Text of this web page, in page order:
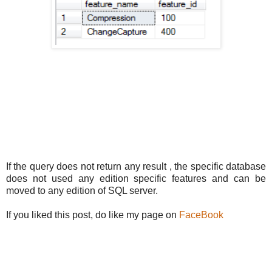
If the query does not return any result , the specific database
does not used any edition specific features and can be
moved to any edition of SQL server.
If you liked this post, do like my page on FaceBook